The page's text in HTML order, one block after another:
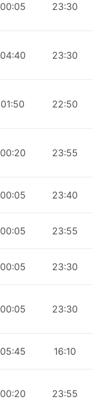
00:05 23:30
04:40 23:30
01:50 22:50
00:20 23:55
00:05 23:40
00:05 23:55
00:05 23:30
00:05 23:30
05:45 16:10
00:20 23:55